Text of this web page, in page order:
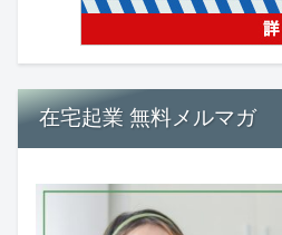
在宅起業 無料メルマガ